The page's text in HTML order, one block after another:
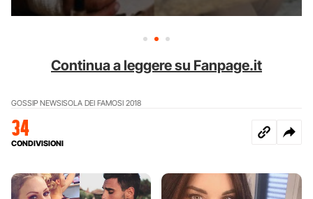
Continua a leggere su Fanpage.it
GOSSIP NEWSISOLA DEI FAMOSI 2018
34
CONDIVISIONI